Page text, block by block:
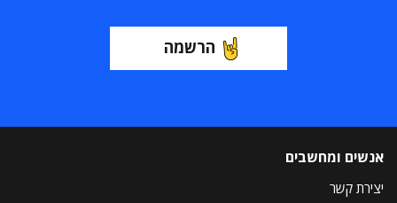
הרשמה
אנשים ומחשבים
יצירת קשר